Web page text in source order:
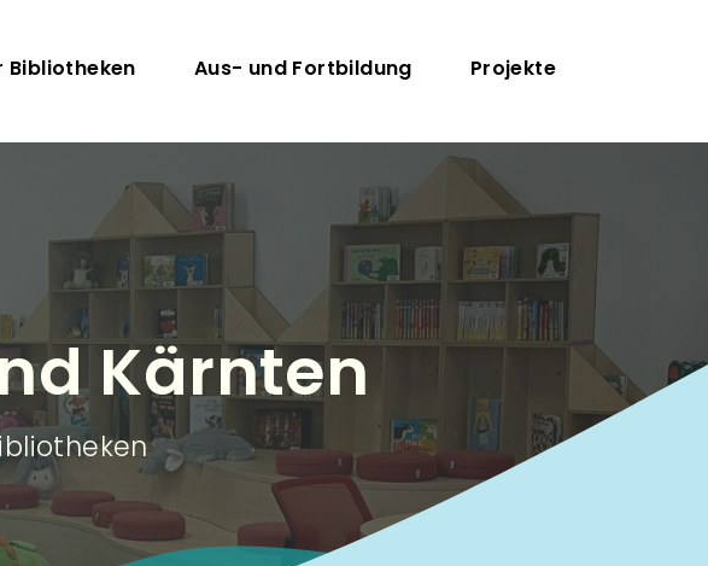
Bibliotheken Aus- und Fortbildung Projekte
Kärnten